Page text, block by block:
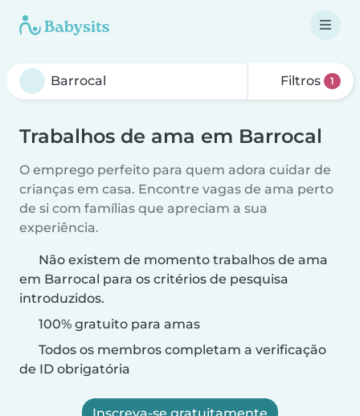
Filtros 1
Trabalhos de ama em Barrocal
O emprego perfeito para quem adora cuidar de
crianças em casa. Encontre vagas de ama perto
de si com famílias que apreciam a sua
experiência.
Não existem de momento trabalhos de ama
em Barrocal para os critérios de pesquisa
introduzidos.
100% gratuito para amas
Todos os membros completam a verificação
de ID obrigatória